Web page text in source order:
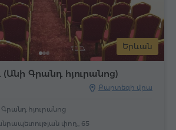
Երևան
Գրանդ հյուրանոց)
Քարտեզի վրա
հյուրանոց
փող., 65